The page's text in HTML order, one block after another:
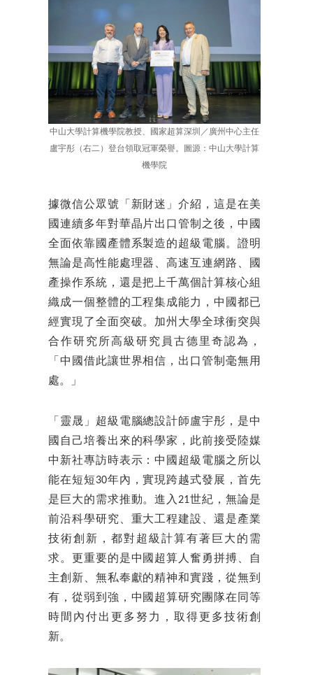
中山大學計算機學院教授、國家超算深圳／廣州中心主任
盧宇彤（右二）登台領取冠軍榮譽。圖源：中山大學計算
機學院
據微信公眾號「新財迷」介紹，這是在美
國連續多年對華晶片出口管制之後，中國
全面依靠國產體系製造的超級電腦。證明
無論是高性能處理器、高速互連網路、國
產操作系統，還是把上千萬個計算核心組
織成一個整體的工程集成能力，中國都已
經實現了全面突破。加州大學全球衝突與
合作研究所高級研究員古德里奇認為，
「中國借此讓世界相信，出口管制毫無用
處。」
「靈晟」超級電腦總設計師盧宇彤，是中
國自己培養出來的科學家，此前接受陸媒
中新社專訪時表示：中國超級電腦之所以
能在短短30年內，實現跨越式發展，首先
是巨大的需求推動。進入21世紀，無論是
前沿科學研究、重大工程建設、還是產業
技術創新，都對超級計算有著巨大的需
求。更重要的是中國超算人奮勇拼搏、自
主創新、無私奉獻的精神和實踐，從無到
有，從弱到強，中國超算研究團隊在同等
時間內付出更多努力，取得更多技術創
新。